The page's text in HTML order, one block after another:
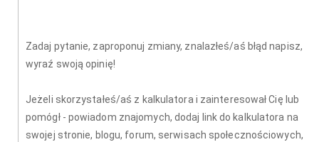
Zadaj pytanie, zaproponuj zmiany, znalazłeś/aś błąd napisz,
wyraź swoją opinię!
Jeżeli skorzystałeś/aś z kalkulatora i zainteresował Cię lub
pomógł - powiadom znajomych, dodaj link do kalkulatora na
swojej stronie, blogu, forum, serwisach społecznościowych,